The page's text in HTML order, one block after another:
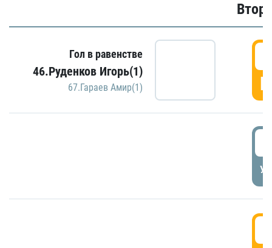
Гол в равенстве
46.Руденков Игорь(1)
67.Гараев Амир(1)